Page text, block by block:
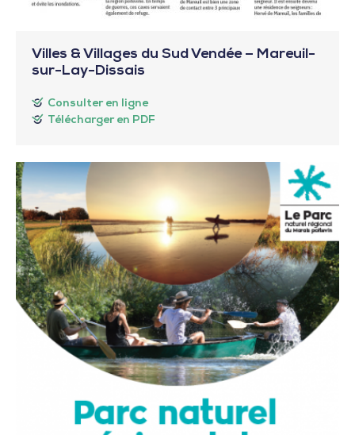
Villes & Villages du Sud Vendée – Mareuil-
sur-Lay-Dissais
Consulter en ligne
Télécharger en PDF